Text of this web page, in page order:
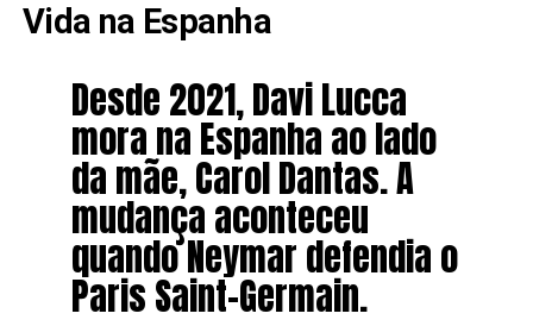
Vida na Espanha
Desde 2021, Davi Lucca
mora na Espanha ao lado
da mãe, Carol Dantas. A
mudança aconteceu
quando Neymar defendia o
Paris Saint-Germain.